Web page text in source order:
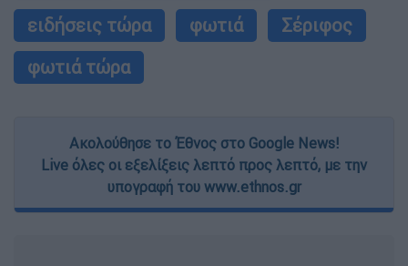
ειδήσεις τώρα
φωτιά
Σέριφος
φωτιά τώρα
Ακολούθησε το Έθνος στο Google News!
Live όλες οι εξελίξεις λεπτό προς λεπτό, με την
υπογραφή του www.ethnos.gr